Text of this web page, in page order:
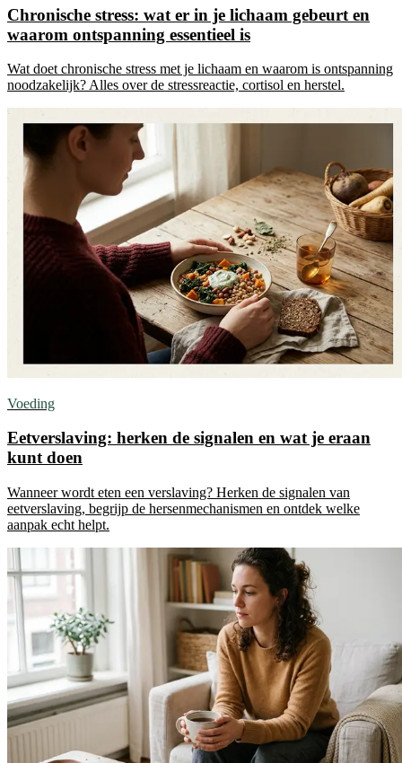
Chronische stress: wat er in je lichaam gebeurt en
waarom ontspanning essentieel is
Wat doet chronische stress met je lichaam en waarom is ontspanning
noodzakelijk? Alles over de stressreactie, cortisol en herstel.
Voeding
Eetverslaving: herken de signalen en wat je eraan
kunt doen
Wanneer wordt eten een verslaving? Herken de signalen van
eetverslaving, begrijp de hersenmechanismen en ontdek welke
aanpak echt helpt.